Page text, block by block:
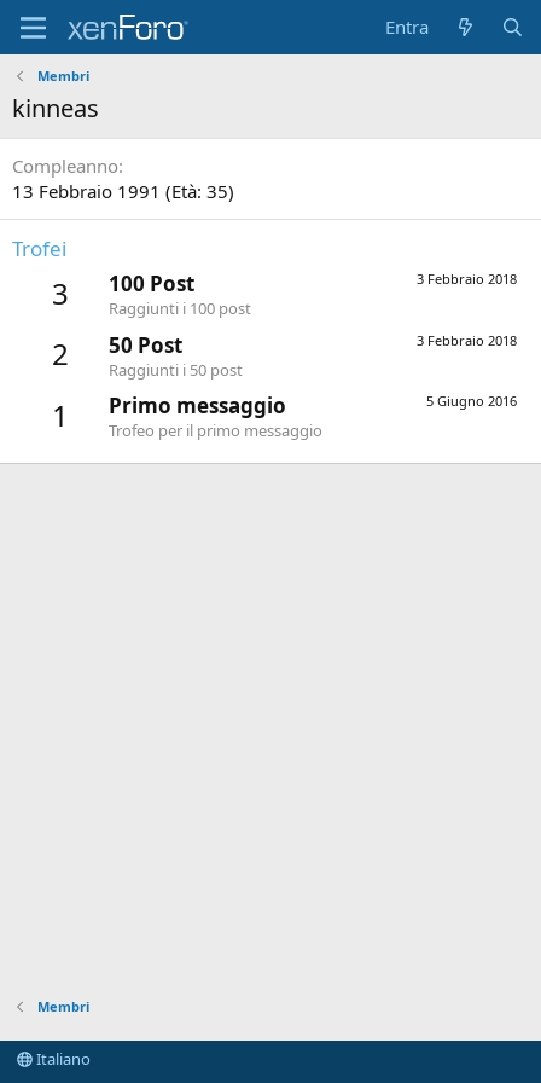
Entra
Membri
kinneas
Compleanno
13 Febbraio 1991 (Età: 35)
Trofei
3 3 Febbraio 2018
100 Post
Raggiunti i 100 post
2 3 Febbraio 2018
50 Post
Raggiunti i 50 post
1 5 Giugno 2016
Primo messaggio
Trofeo per il primo messaggio
Membri
Italiano